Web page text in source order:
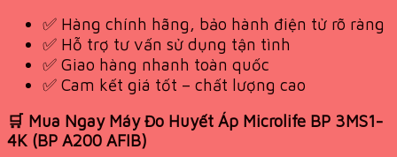
✅ Hàng chính hãng, bảo hành điện tử rõ ràng
✅ Hỗ trợ tư vấn sử dụng tận tình
✅ Giao hàng nhanh toàn quốc
✅ Cam kết giá tốt – chất lượng cao
🛒 Mua Ngay Máy Đo Huyết Áp Microlife BP 3MS1-
4K (BP A200 AFIB)